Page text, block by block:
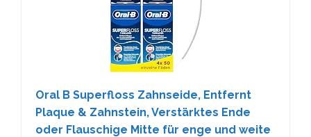
Oral B Superfloss Zahnseide, Entfernt
Plaque & Zahnstein, Verstärktes Ende
oder Flauschige Mitte für enge und weite